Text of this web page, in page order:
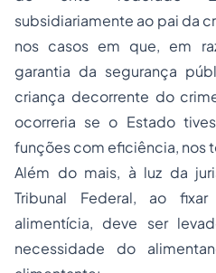
subsidiariamente ao pai da
nos casos em que, em
garantia da segurança
criança decorrente do
ocorreria se o Estado
funções com eficiência, nos
Além do mais, à luz da
Tribunal Federal, ao
alimentícia, deve ser
necessidade do